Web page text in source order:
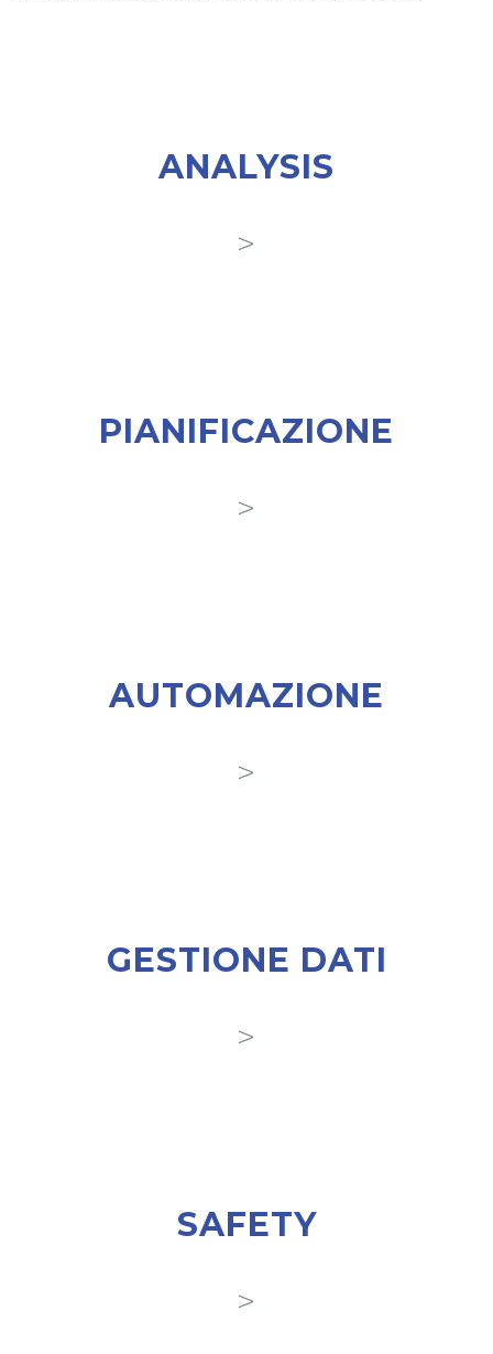
ANALYSIS
>
PIANIFICA­ZIONE
>
AUTOMA­ZIONE
>
GESTIONE DATI
>
SAFETY
>